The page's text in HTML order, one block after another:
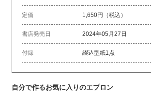
定価 1,650円（税込）
書店発売日 2024年05月27日
付録 綴込型紙1点
自分で作るお気に入りのエプロン